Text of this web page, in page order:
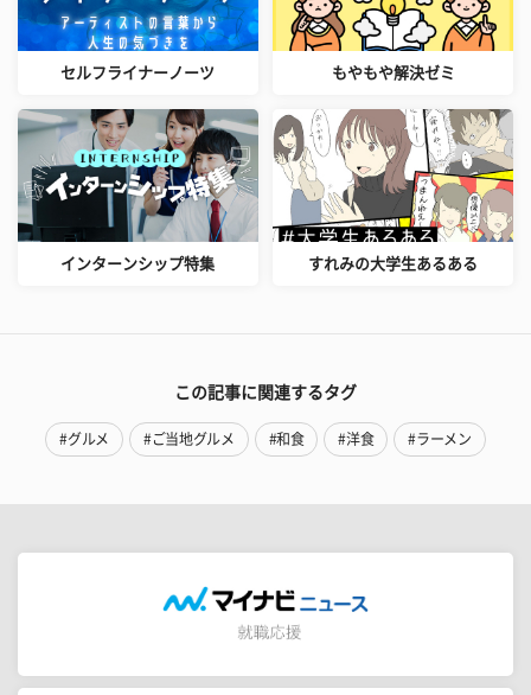
セルフライナーノーツ もやもや解決ゼミ
インターンシップ特集 すれみの大学生あるある
この記事に関連するタグ
#グルメ #ご当地グルメ #和食 #洋食 #ラーメン